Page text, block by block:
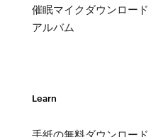
催眠マイクダウンロード
アルバム
Learn
手紙の無料ダウンロード